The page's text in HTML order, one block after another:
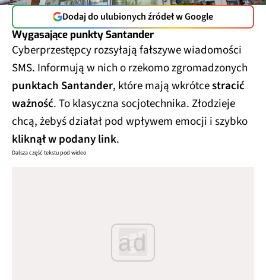
Dodaj do ulubionych źródeł w Google
Wygasające punkty Santander
Cyberprzestępcy rozsyłają fałszywe wiadomości
SMS. Informują w nich o rzekomo zgromadzonych
punktach Santander, które mają wkrótcestracić
ważność. To klasyczna socjotechnika. Złodzieje
chcą, żebyś działał pod wpływem emocji i szybko
kliknął w podany link.
Dalsza część tekstu pod wideo
ad